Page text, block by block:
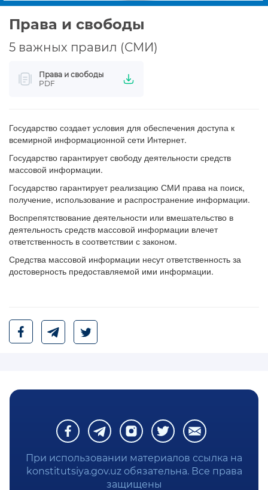
Права и свободы
5 важных правил (СМИ)
Права и свободы
PDF
Государство создает условия для обеспечения доступа к
всемирной информационной сети Интернет.
Государство гарантирует свободу деятельности средств
массовой информации.
Государство гарантирует реализацию СМИ права на поиск,
получение, использование и распространение информации.
Воспрепятствование деятельности или вмешательство в
деятельность средств массовой информации влечет
ответственность в соответствии с законом.
Средства массовой информации несут ответственность за
достоверность предоставляемой ими информации.
При использовании материалов ссылка на
konstitutsiya.gov.uz обязательна. Все права
защищены